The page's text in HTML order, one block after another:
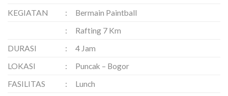
KEGIATAN
:
Bermain Paintball
:
Rafting 7 Km
DURASI
:
4 Jam
LOKASI
:
Puncak – Bogor
FASILITAS
:
Lunch